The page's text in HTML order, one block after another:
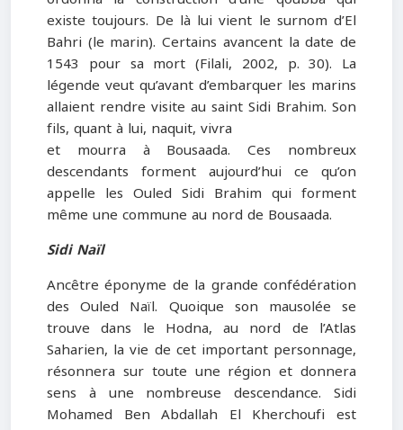
existe toujours. De là lui vient le surnom d’El
Bahri (le marin). Certains avancent la date de
1543 pour sa mort (Filali, 2002, p. 30). La
légende veut qu’avant d’embarquer les marins
allaient rendre visite au saint Sidi Brahim. Son
fils, quant à lui, naquit, vivra
et mourra à Bousaada. Ces nombreux
descendants forment aujourd’hui ce qu’on
appelle les Ouled Sidi Brahim qui forment
même une commune au nord de Bousaada.
Sidi Naïl
Ancêtre éponyme de la grande confédération
des Ouled Naïl. Quoique son mausolée se
trouve dans le Hodna, au nord de l’Atlas
Saharien, la vie de cet important personnage,
résonnera sur toute une région et donnera
sens à une nombreuse descendance. Sidi
Mohamed Ben Abdallah El Kherchoufi est